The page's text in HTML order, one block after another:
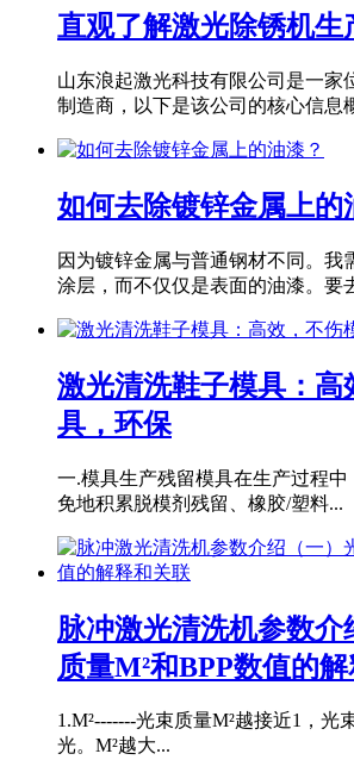
直观了解激光除锈机生
山东浪起激光科技有限公司是一家
制造商，以下是该公司的核心信息
如何去除镀锌金属上的
因为镀锌金属与普通钢材不同。我
涂层，而不仅仅是表面的油漆。要
激光清洗鞋子模具：高
具，环保
一.模具生产残留模具在生产过程
免地积累脱模剂残留、橡胶/塑料...
脉冲激光清洗机参数介
质量M²和BPP数值的
1.M²-------光束质量M²越接近1，光
光。M²越大...